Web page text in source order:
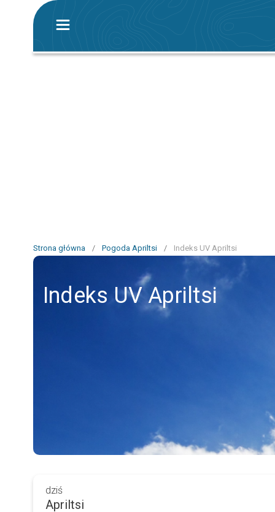
Strona główna / Pogoda Apriltsi / Indeks UV Apriltsi
Indeks UV Apriltsi
dziś
Apriltsi